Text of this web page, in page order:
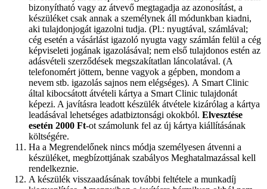
bizonyítható vagy az átvevő megtagadja az azonosítást, a
készüléket csak annak a személynek áll módunkban kiadni,
aki tulajdonjogát igazolni tudja. (Pl.: nyugtával, számlával;
cég esetén a vásárlást igazoló nyugta vagy számlán felül a cég
képviseleti jogának igazolásával; nem első tulajdonos estén az
adásvételi szerződések megszakítatlan láncolatával. (A
telefonomért jöttem, benne vagyok a gépben, mondom a
nevem stb. igazolás sajnos nem elégséges). A Smart Clinic
által kibocsátott átvételi kártya a Smart Clinic tulajdonát
képezi. A javításra leadott készülék átvétele kizárólag a kártya
leadásával lehetséges adatbiztonsági okokból. Elvesztése
esetén 2000 Ft-ot számolunk fel az új kártya kiállításának
költségére.
Ha a Megrendelőnek nincs módja személyesen átvenni a
készüléket, megbízottjának szabályos Meghatalmazással kell
rendelkeznie.
A készülék visszaadásának további feltétele a munkadíj